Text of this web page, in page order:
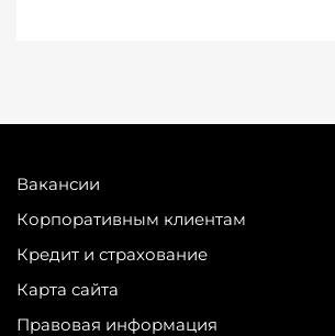
Вакансии
Корпоративным клиентам
Кредит и страхование
Карта сайта
Правовая информация